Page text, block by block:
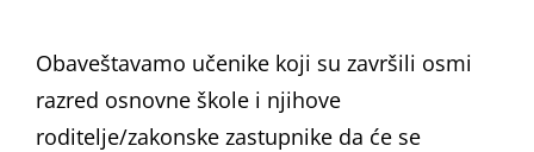
Obaveštavamo učenike koji su završili osmi
razred osnovne škole i njihove
roditelje/zakonske zastupnike da će se